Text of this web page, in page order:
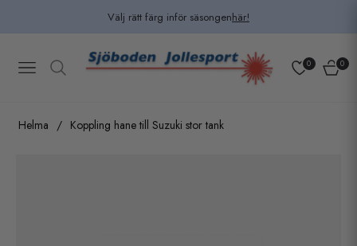
Välj rätt färg inför säsongenhär!
Navigation 0 0
Helma / Koppling hane till Suzuki stor tank